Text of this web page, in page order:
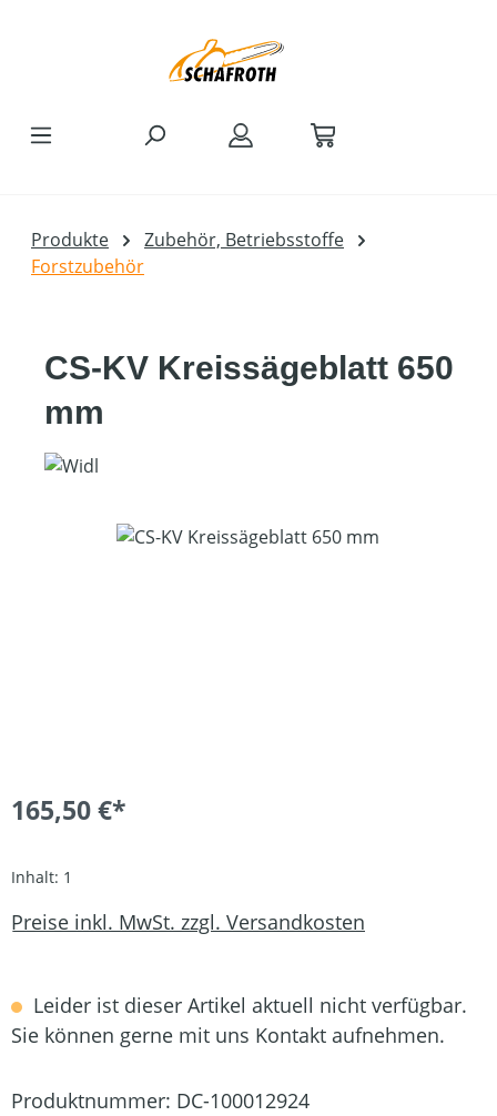
Produkte
Zubehör, Betriebsstoffe
Forstzubehör
CS-KV Kreissägeblatt 650
mm
Bildergalerie überspringen
165,50 €*
Inhalt: 1
Preise inkl. MwSt. zzgl. Versandkosten
Leider ist dieser Artikel aktuell nicht verfügbar.
Sie können gerne mit uns Kontakt aufnehmen.
Produktnummer: DC-100012924